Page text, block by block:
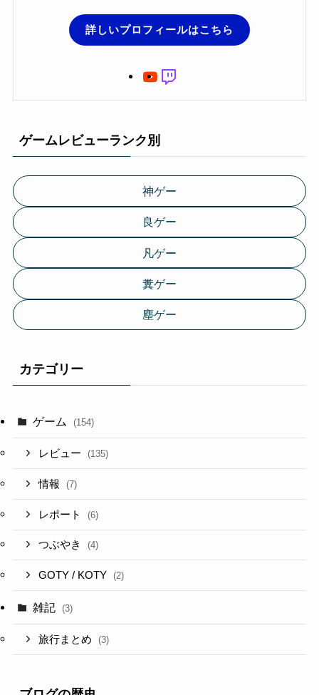
詳しいプロフィールはこちら
ゲームレビューランク別
神ゲー
良ゲー
凡ゲー
糞ゲー
塵ゲー
カテゴリー
ゲーム (154)
レビュー (135)
情報 (7)
レポート (6)
つぶやき (4)
GOTY / KOTY (2)
雑記 (3)
旅行まとめ (3)